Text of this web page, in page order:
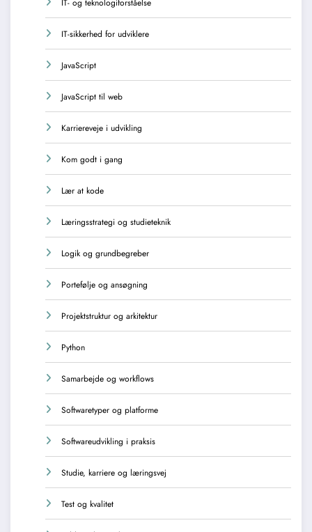
IT- og teknologiforståelse
IT-sikkerhed for udviklere
JavaScript
JavaScript til web
Karriereveje i udvikling
Kom godt i gang
Lær at kode
Læringsstrategi og studieteknik
Logik og grundbegreber
Portefølje og ansøgning
Projektstruktur og arkitektur
Python
Samarbejde og workflows
Softwaretyper og platforme
Softwareudvikling i praksis
Studie, karriere og læringsvej
Test og kvalitet